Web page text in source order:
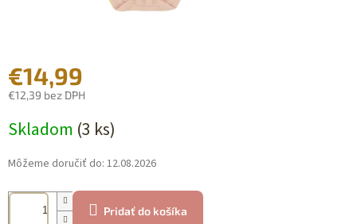
€14,99
€12,39 bez DPH
cena:
Skladom (3 ks)
Môžeme doručiť do: 12.08.2026
Pridať do košíka